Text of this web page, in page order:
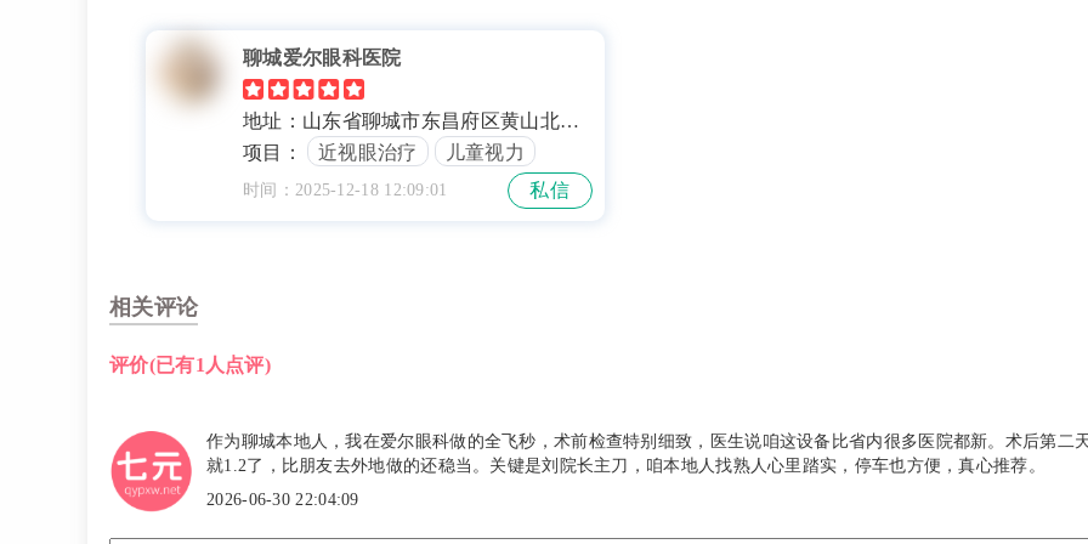
聊城爱尔眼科医院
地址：山东省聊城市东昌府区黄山北路
20号
项目： 近视眼治疗 儿童视力
时间：2025-12-18 12:09:01 私信
相关评论
评价(已有1人点评)
作为聊城本地人，我在爱尔眼科做的全飞秒，术前检查特别细致，医生说咱这设备比省内很多医院都新。术后第二
就1.2了，比朋友去外地做的还稳当。关键是刘院长主刀，咱本地人找熟人心里踏实，停车也方便，真心推荐。
2026-06-30 22:04:09